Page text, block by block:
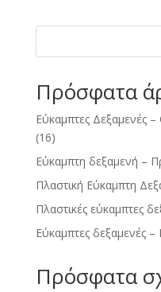
Πρόσφατα
Εύκαμπτες Δεξαμενές
(16)
Εύκαμπτη δεξαμενή –
Πλαστική Εύκαμπτη
Πλαστικές εύκαμπτες
Εύκαμπτες δεξαμενές
Πρόσφατα